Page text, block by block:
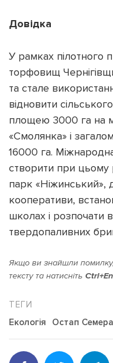
Довідка
У рамках пілотного
торфовищ
та стале
відновити
площею 3000 га на
«Смолянка» і
16000 га.
створити при цьому
парк «Ніжинський»,
кооперативи,
школах і розпочати
твердопаливних
Якщо ви знайшли
тексту та натисніть
Екологія Остап